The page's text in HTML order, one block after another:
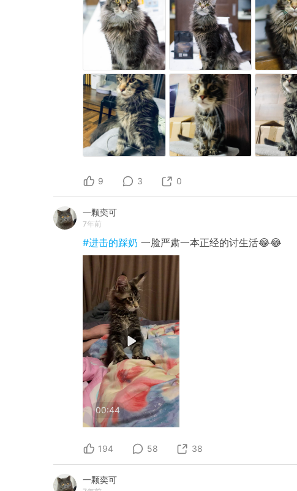
9 3 0
一颗奕可
7年前
#进击的踩奶 一脸严肃一本正经的讨生活😂😂
00:44
194 58 38
一颗奕可